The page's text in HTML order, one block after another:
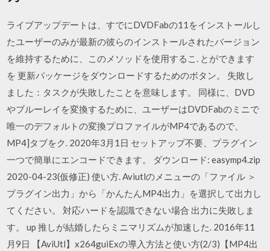
ライブアップデートは、すでにDVDFabの11をインストールし
たユーザーのみが最新の彼らのインストールされたバージョン
を維持するために、このメソッドを使用するこ. とができます
を 更新パッケージをダウンロードするためのボタン。 失敗し
ました：タスクが失敗したことを意味します。 同様に、DVD
やブルーレイを変換するために、ユーザーはDVDFabのミニで
唯一のデフォルトの変換プロファイルがMP4であるので、
MP4]タブをク. 2020年3月1日 セットアップ不要、プラグイン
一つで簡単にエンコードできます。 ダウンロード: easymp4.zip
2020-04-23(仮修正) 使い方. Aviutlのメニューの「ファイル ＞
プラグイン出力」から「かんたんMP4出力」を選択して出力し
てください。 対応ハードを認識できない場合 出力に失敗しま
す。 up 推しが結婚したらミニマリズムが加速した. 2016年11
月9日 【AviUtl】x264guiExの導入方法と使い方(2/3)【MP4出